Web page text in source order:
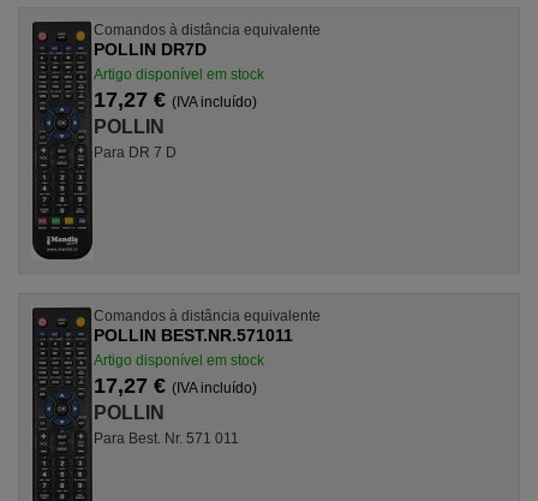
Comandos à distância equivalente
POLLIN DR7D
Artigo disponível em stock
17,27 € (IVA incluído)
POLLIN
Para DR 7 D
Comandos à distância equivalente
POLLIN BEST.NR.571011
Artigo disponível em stock
17,27 € (IVA incluído)
POLLIN
Para Best. Nr. 571 011